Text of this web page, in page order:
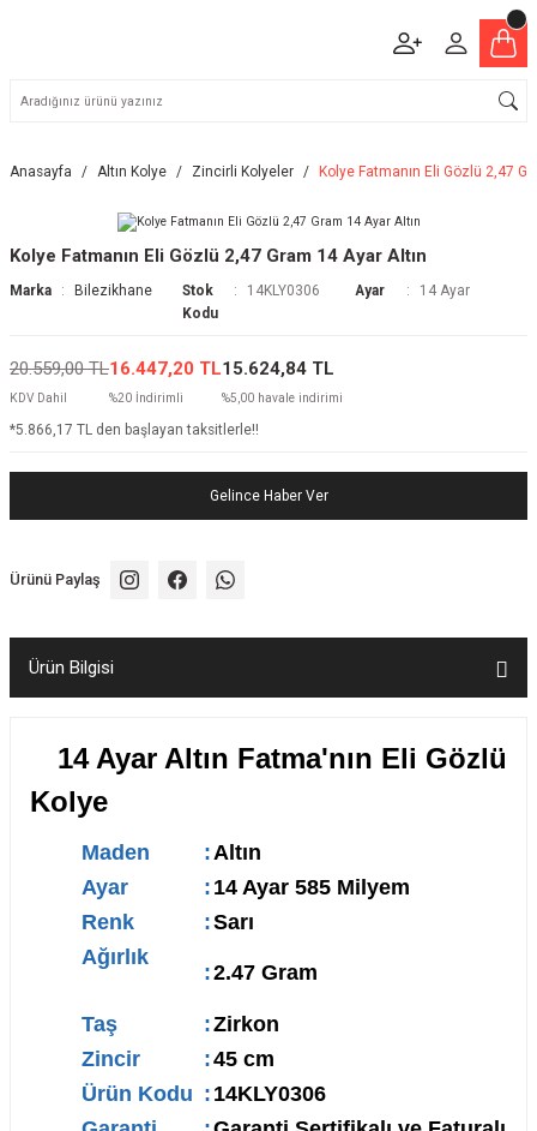
Anasayfa Altın Kolye Zincirli Kolyeler Kolye Fatmanın Eli Gözlü 2,47
Kolye Fatmanın Eli Gözlü 2,47 Gram 14 Ayar Altın
Marka Bilezikhane
Stok
Kodu
14KLY0306 Ayar 14 Ayar
20.559,00 TL
KDV Dahil
16.447,20 TL
%20 İndirimli
15.624,84 TL
%5,00 havale indirimi
*5.866,17 TL den başlayan taksitlerle!!
Gelince Haber Ver
Ürünü Paylaş
Ürün Bilgisi
14 Ayar Altın Fatma'nın Eli Gözlü
Kolye
Maden :Altın
Ayar
: 14 Ayar 585 Milyem
Renk
:Sarı
Ağırlık
:2.47 Gram
Taş :Zirkon
Zincir
:45 cm
Ürün Kodu : 14KLY0306